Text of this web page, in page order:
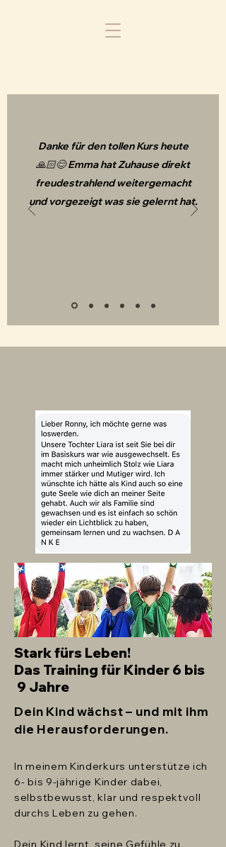
Danke für den tollen Kurs heute
🙏🏻😊 Emma hat Zuhause direkt
freudestrahlend weitergemacht
und vorgezeigt was sie gelernt hat.
Stark fürs Leben!
Das Training für Kinder 6 bis
9 Jahre
Dein Kind wächst – und mit ihm
die Herausforderungen.
In meinem Kinderkurs unterstütze ich
6- bis 9-jährige Kinder dabei,
selbstbewusst, klar und respektvoll
durchs Leben zu gehen.
Dein Kind lernt, seine Gefühle zu